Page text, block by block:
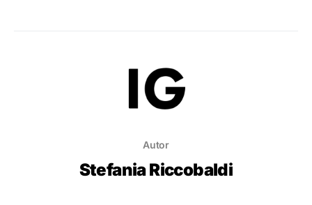
Autor
Stefania Riccobaldi